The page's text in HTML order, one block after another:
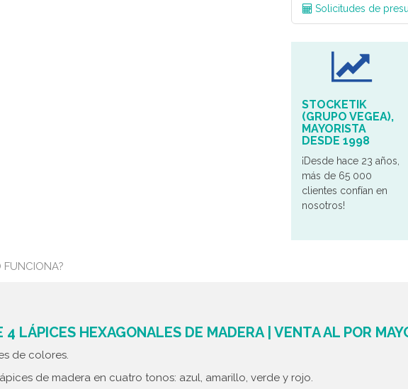
Solicitudes de
STOCKETIK
(GRUPO VEGEA),
MAYORISTA
DESDE 1998
¡Desde hace 23 años,
más de 65 000
clientes confían en
nosotros!
FUNCIONA?
4 LÁPICES HEXAGONALES DE MADERA | VENTA AL POR
de colores.
de madera en cuatro tonos: azul, amarillo, verde y rojo.